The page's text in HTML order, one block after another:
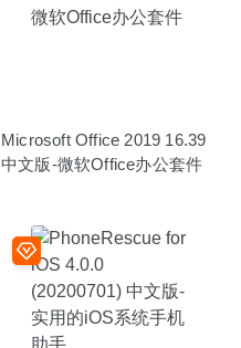
Microsoft Office 2019 16.39
中文版-微软Office办公套件